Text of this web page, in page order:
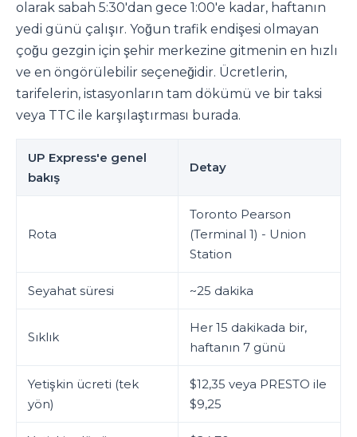
olarak sabah 5:30'dan gece 1:00'e kadar, haftanın
yedi günü çalışır. Yoğun trafik endişesi olmayan
çoğu gezgin için şehir merkezine gitmenin en hızlı
ve en öngörülebilir seçeneğidir. Ücretlerin,
tarifelerin, istasyonların tam dökümü ve bir taksi
veya TTC ile karşılaştırması burada.
UP Express'e genel
bakış
Detay
Rota
Toronto Pearson
(Terminal 1) - Union
Station
Seyahat süresi ~25 dakika
Sıklık
Her 15 dakikada bir,
haftanın 7 günü
Yetişkin ücreti (tek
yön)
$12,35 veya PRESTO ile
$9,25